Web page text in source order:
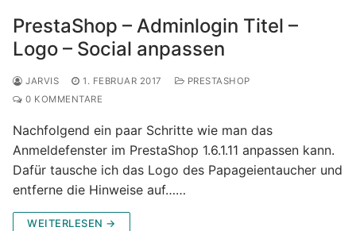
PrestaShop – Adminlogin Titel –
Logo – Social anpassen
JARVIS 1. FEBRUAR 2017
PRESTASHOP
0 KOMMENTARE
Nachfolgend ein paar Schritte wie man das
Anmeldefenster im PrestaShop 1.6.1.11 anpassen kann.
Dafür tausche ich das Logo des Papageientaucher und
entferne die Hinweise auf……
WEITERLESEN →